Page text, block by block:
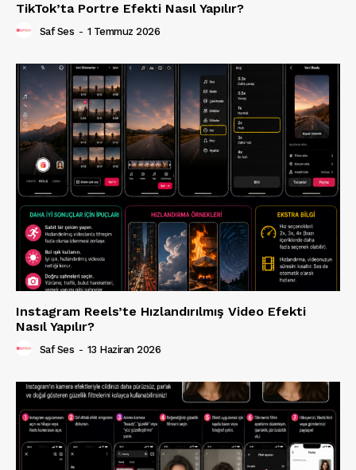
TikTok’ta Portre Efekti Nasıl Yapılır?
Saf Ses - 1 Temmuz 2026
Instagram Reels’te Hızlandırılmış Video Efekti
Nasıl Yapılır?
Saf Ses - 13 Haziran 2026